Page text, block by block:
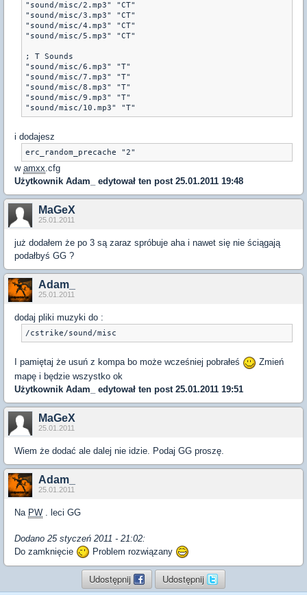
"sound/misc/2.mp3" "CT"
"sound/misc/3.mp3" "CT"
"sound/misc/4.mp3" "CT"
"sound/misc/5.mp3" "CT"
; T Sounds
"sound/misc/6.mp3" "T"
"sound/misc/7.mp3" "T"
"sound/misc/8.mp3" "T"
"sound/misc/9.mp3" "T"
"sound/misc/10.mp3" "T"
i dodajesz
w amxx.cfg
Użytkownik Adam_ edytował ten post 25.01.2011 19:48
MaGeX
25.01.2011
już dodałem że po 3 są zaraz spróbuje aha i nawet się nie ściągają
podałbyś GG ?
Adam_
25.01.2011
dodaj pliki muzyki do :
/cstrike/sound/misc
I pamiętaj że usuń z kompa bo może wcześniej pobrałeś
Zmień
mapę i będzie wszystko ok
Użytkownik Adam_ edytował ten post 25.01.2011 19:51
MaGeX
25.01.2011
Wiem że dodać ale dalej nie idzie. Podaj GG proszę.
Adam_
25.01.2011
Na PW . leci GG
Dodano 25 styczeń 2011 - 21:02:
Do zamknięcie
Problem rozwiązany
Udostępnij Udostępnij